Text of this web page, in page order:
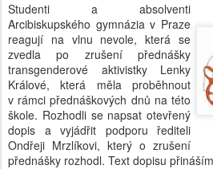
Studenti a absolventi
Arcibiskupského gymnázia v Praze
reagují na vlnu nevole, která se
zvedla po zrušení přednášky
transgenderové aktivistky Lenky
Králové, která měla proběhnout
v rámci přednáškových dnů na této
škole. Rozhodli se napsat otevřený
dopis a vyjádřit podporu řediteli
Ondřeji Mrzlíkovi, který o zrušení
přednášky rozhodl. Text dopisu